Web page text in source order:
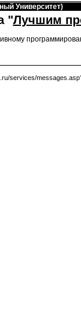
Университет)
"Лучшим
services/